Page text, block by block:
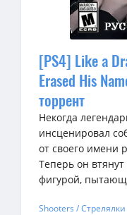
[PS4] Like a
Erased His
торрент
Некогда
инсценировал
от своего имени
Теперь он
фигурой,
Shooters / Стрелялки